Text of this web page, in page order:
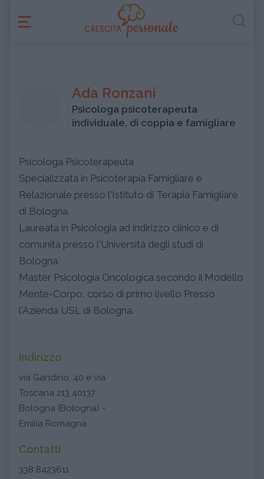
Ada Ronzani
Psicologa psicoterapeuta
individuale, di coppia e famigliare
Psicologa Psicoterapeuta
Specializzata in Psicoterapia Famigliare e
Relazionale presso l'Istituto di Terapia Famigliare
di Bologna.
Laureata in Psicologia ad indirizzo clinico e di
comunità presso l'Università degli studi di
Bologna.
Master Psicologia Oncologica secondo il Modello
Mente-Corpo, corso di primo livello Presso
l'Azienda USL di Bologna.
Indirizzo
via Gandino, 40 e via
Toscana 213 40137
Bologna (Bologna) -
Emilia Romagna
Contatti
338 8423611